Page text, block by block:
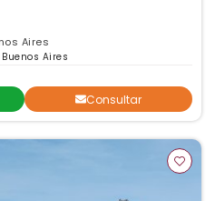
Aires
Aires
Consultar